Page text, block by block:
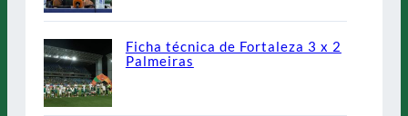
Ficha técnica de Fortaleza 3 x 2
Palmeiras